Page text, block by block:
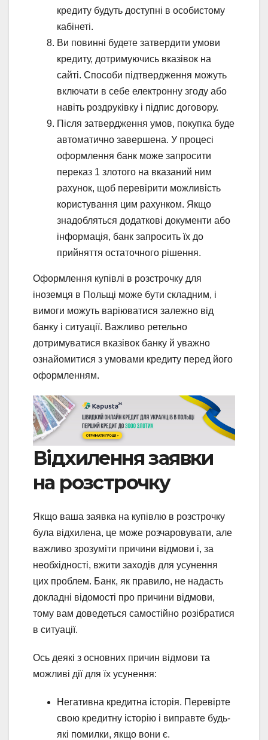
кредиту будуть доступні в особистому
кабінеті.
Ви повинні будете затвердити умови
кредиту, дотримуючись вказівок на
сайті. Способи підтвердження можуть
включати в себе електронну згоду або
навіть роздруківку і підпис договору.
Після затвердження умов, покупка буде
автоматично завершена. У процесі
оформлення банк може запросити
переказ 1 злотого на вказаний ним
рахунок, щоб перевірити можливість
користування цим рахунком. Якщо
знадобляться додаткові документи або
інформація, банк запросить їх до
прийняття остаточного рішення.
Оформлення купівлі в розстрочку для
іноземця в Польщі може бути складним, і
вимоги можуть варіюватися залежно від
банку і ситуації. Важливо ретельно
дотримуватися вказівок банку й уважно
ознайомитися з умовами кредиту перед його
оформленням.
Відхилення заявки
на розстрочку
Якщо ваша заявка на купівлю в розстрочку
була відхилена, це може розчаровувати, але
важливо зрозуміти причини відмови і, за
необхідності, вжити заходів для усунення
цих проблем. Банк, як правило, не надасть
докладні відомості про причини відмови,
тому вам доведеться самостійно розібратися
в ситуації.
Ось деякі з основних причин відмови та
можливі дії для їх усунення:
Негативна кредитна історія. Перевірте
свою кредитну історію і виправте будь-
які помилки, якщо вони є.